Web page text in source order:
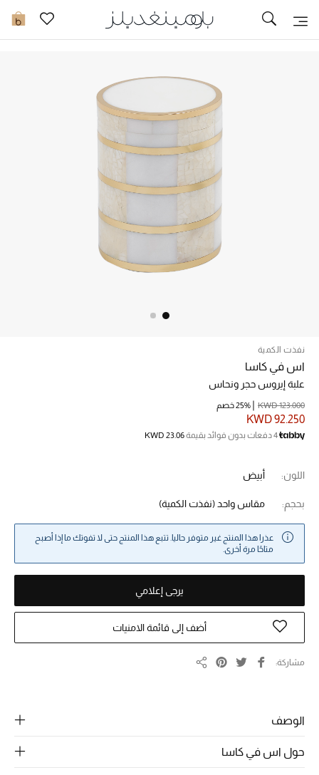
0 تخفيضات
تسوقوا الآن
ما وصلنا حديثاً
الموسم الجديد
النساء
أحذية النسائية
نفذت الكمية
اس في كاسا
علبة إيروس حجر ونحاس
KWD 92.250
KWD 123.000 25% خصم
4 دفعات بدون فوائد بقيمة KWD 23.06
اللون: أبيض
بحجم: مقاس واحد (نفذت الكمية)
عذرا هذا المنتج غير متوفر حاليا. تتبع هذا المنتج حتى لا تفوتك ما إذا أصبح
متاحًا مرة أخرى.
يرجى إعلامي
أضف إلى قائمة الامنيات
مشاركة
الوصف
حول اس في كاسا